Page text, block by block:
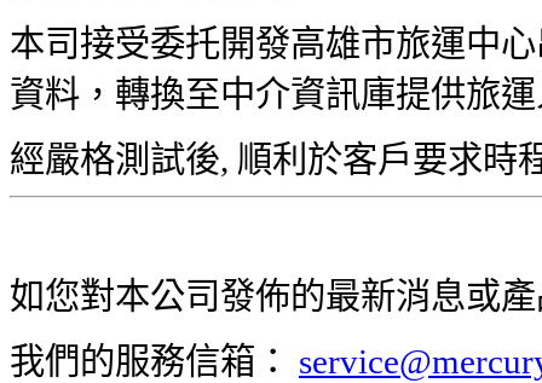
本司接受委托開發高雄市旅運中
資料，轉換至中介資訊庫提供旅
經嚴格測試後, 順利於客戶要求時
如您對本公司發佈的最新消息或
我們的服務信箱：